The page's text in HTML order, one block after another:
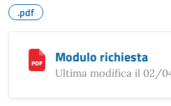
.pdf
Modulo richiesta
Ultima modifica il 02/